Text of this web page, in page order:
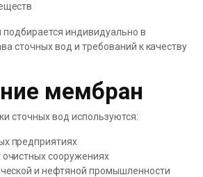
индивидуально в
сточных вод и требований к качеству
мембран
сточных вод используются:
предприятиях
сооружениях
и нефтяной промышленности